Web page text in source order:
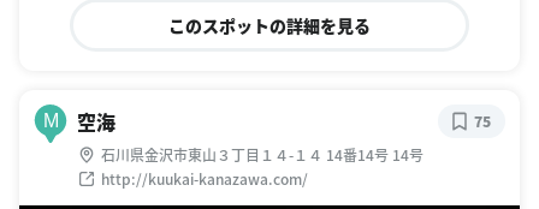
このスポットの詳細を見る
M 空海
石川県金沢市東山３丁目１４-１４ 14番14号 14号
http://kuukai-kanazawa.com/
75